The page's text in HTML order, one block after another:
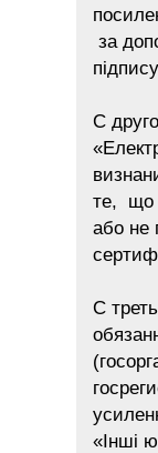
за
С
те, що
або не
С
«Інші